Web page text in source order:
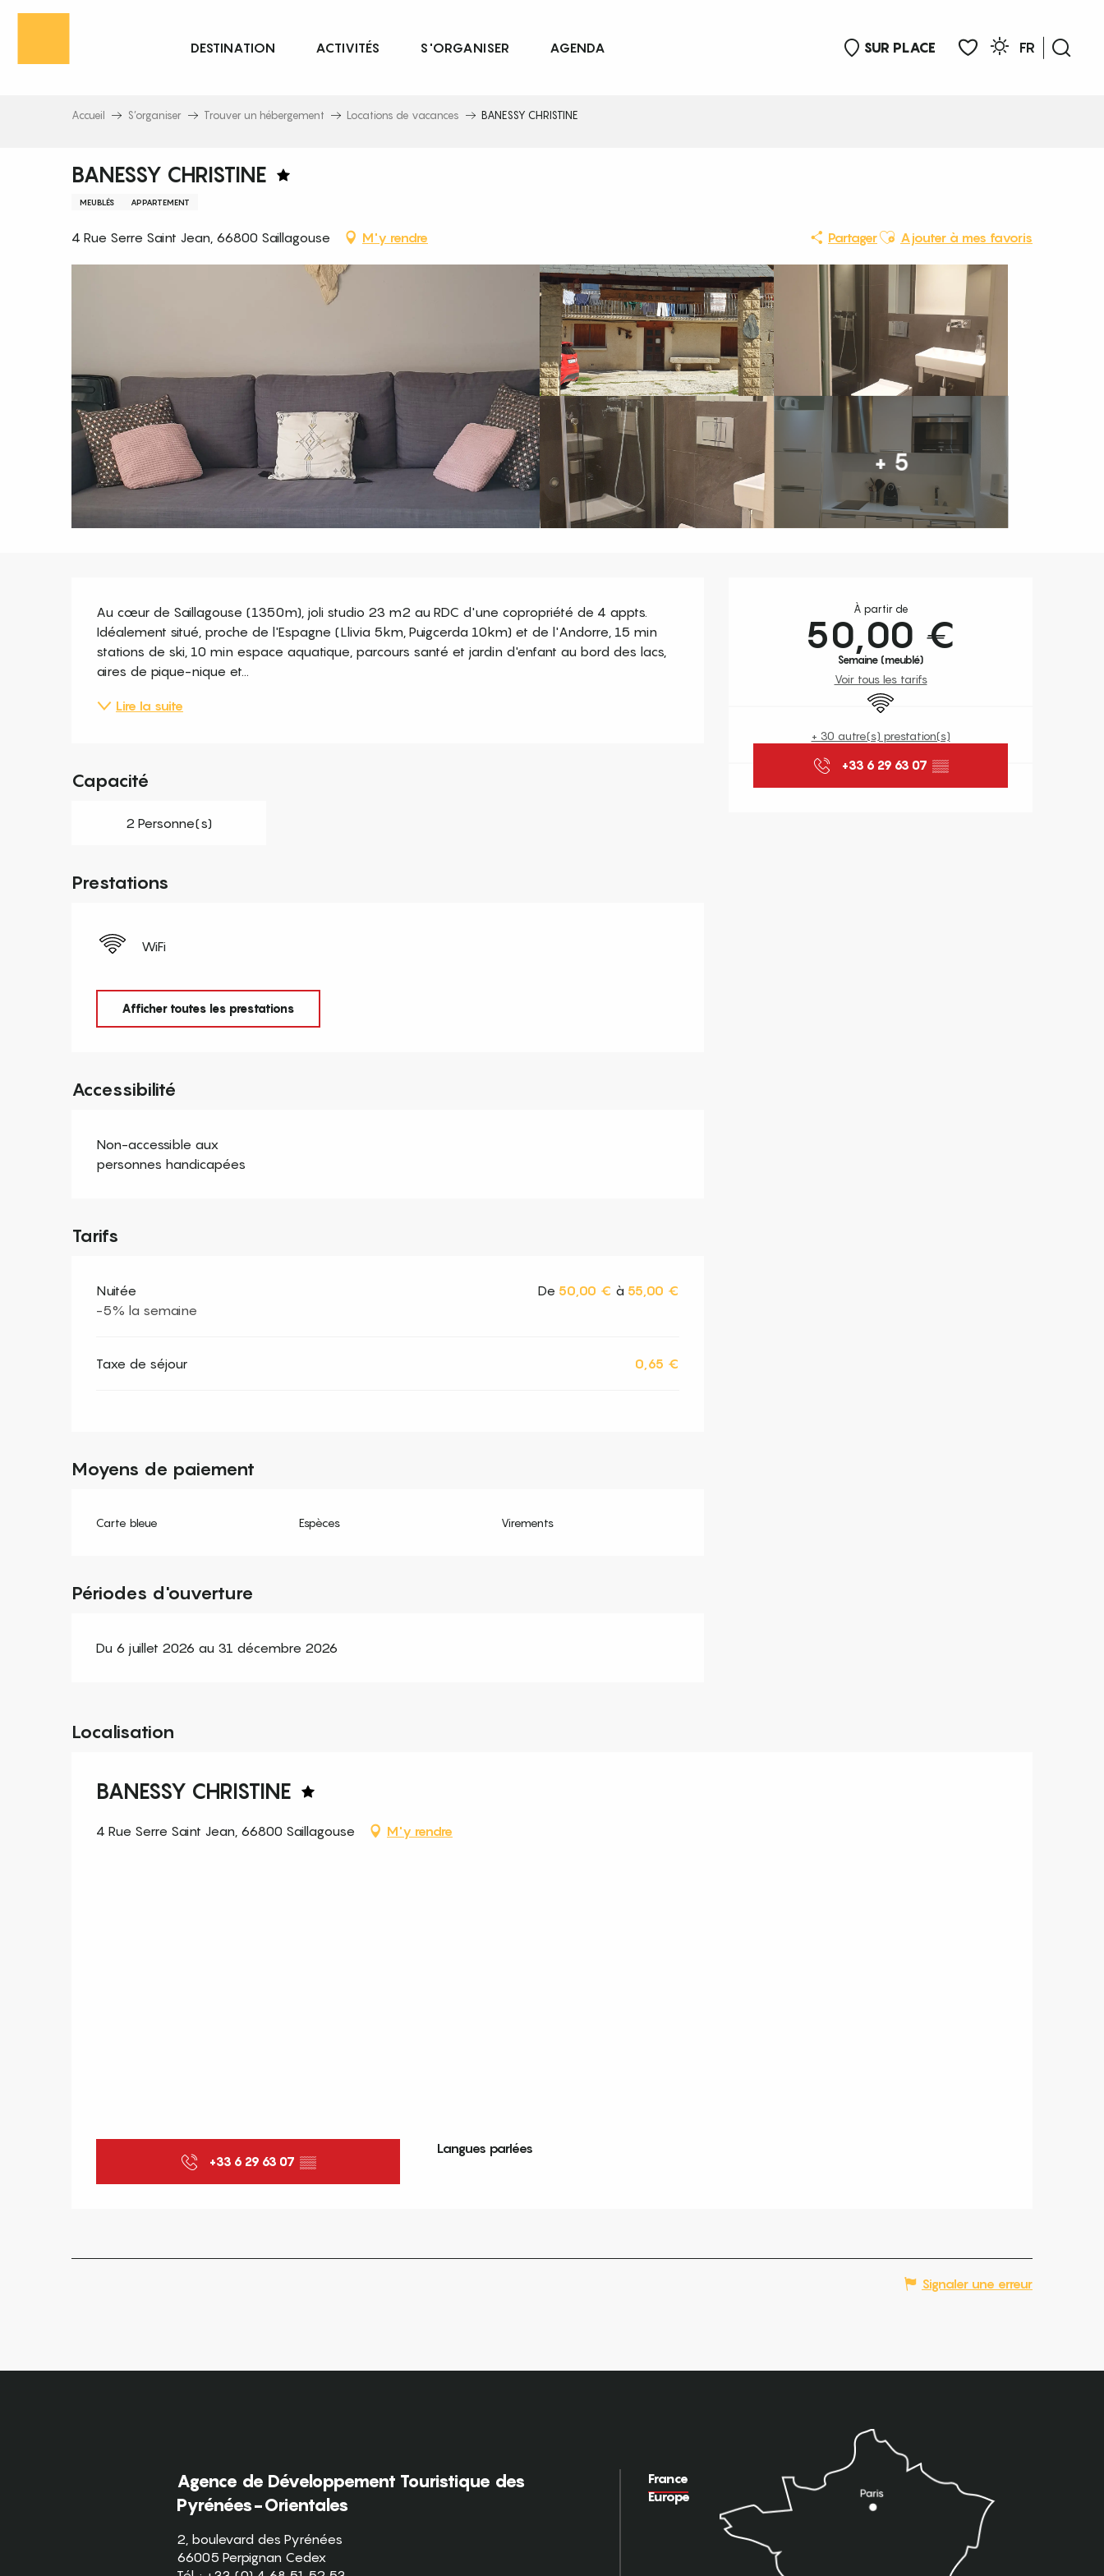
Aller
principal
SUR PLACE
FR
DESTINATION ACTIVITÉS S'ORGANISER AGENDA
Accueil S’organiser Trouver un hébergement Locations de vacances BANESSY CHRISTINE
BANESSY CHRISTINE
MEUBLÉS APPARTEMENT
4 Rue Serre Saint Jean, 66800 Saillagouse M'y rendre PartagerAjouter aux favoris
Ajouter à mes favoris
+ 5
Ouverture et coordonnées
À partir de
50,00 €
Semaine (meublé)
Voir tous les tarifs
WiFi
+ 30 autre(s) prestation(s)
+33 6 29 63 07 ▒▒
Description
Au cœur de Saillagouse (1350m), joli studio 23 m2 au RDC d'une copropriété de 4 appts.
Idéalement situé, proche de l'Espagne (Llivia 5km, Puigcerda 10km) et de l'Andorre, 15 min
stations de ski, 10 min espace aquatique, parcours santé et jardin d'enfant au bord des lacs,
aires de pique-nique et...
Lire la suite
Capacité
2 Personne(s)
Prestations
WiFi
Afficher toutes les prestations
Accessibilité
Non-accessible aux
personnes handicapées
Tarifs
Nuitée
-5% la semaine
De 50,00 € à 55,00 €
Taxe de séjour 0,65 €
Moyens de paiement
Carte bleue Espèces Virements
Périodes d'ouverture
Du 6 juillet 2026 au 31 décembre 2026
Localisation
BANESSY CHRISTINE
4 Rue Serre Saint Jean, 66800 Saillagouse M'y rendre
+33 6 29 63 07 ▒▒
Langues parlées
Langues parlées
Signaler une erreur
Agence de Développement Touristique des
Pyrénées-Orientales
2, boulevard des Pyrénées
66005 Perpignan Cedex
France
Europe